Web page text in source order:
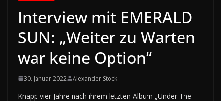
Interview mit EMERALD
SUN: „Weiter zu Warten
war keine Option“
30. Januar 2022 Alexander Stock
Knapp vier Jahre nach ihrem letzten Album „Under The